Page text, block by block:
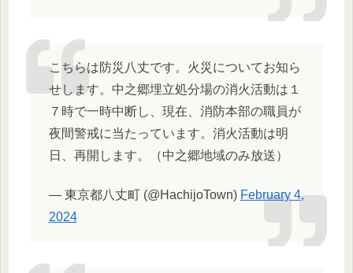
こちらは防災八丈です。火災についてお知ら
せします。中之郷埋立処分場の消火活動は１
７時で一時中断し、現在、消防本部の職員が
夜間警戒に当たっています。消火活動は明
日、再開します。（中之郷地域のみ放送）
— 東京都八丈町 (@HachijoTown) February 4,
2024